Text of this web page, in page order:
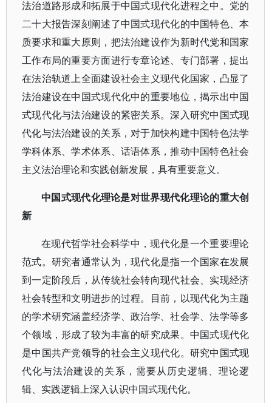
法治道路形成和拓展于中国式现代化进程之中。党的
二十大报告深刻阐述了中国式现代化的中国特色、本
质要求和重大原则，把法治建设作为新时代党和国家
工作布局的重要方面进行专章论述、专门部署，提出
在法治轨道上全面建设社会主义现代化国家，凸显了
法治建设在中国式现代化中的重要地位，揭示出中国
式现代化与法治建设的紧密关系。深入研究中国式现
代化与法治建设的关系，对于加快构建中国特色法学
学科体系、学术体系、话语体系，推动中国特色社会
主义法治理论和实践创新发展，具有重要意义。
中国式现代化理论是对世界现代化理论的重大创
新
在现代哲学社会科学中，现代化是一个重要理论
范式。研究者通常认为，现代化是指一个国家在发展
到一定阶段后，从传统社会转向现代社会、实现经济
社会转型和文明进步的过程。目前，以现代化为主题
的学术研究涵盖经济学、政治学、社会学、法学等多
个领域，形成了较为丰富的研究成果。中国式现代化
是中国共产党领导的社会主义现代化。研究中国式现
代化与法治建设的关系，需要从历史逻辑、理论逻
辑、实践逻辑上深入认识中国式现代化。